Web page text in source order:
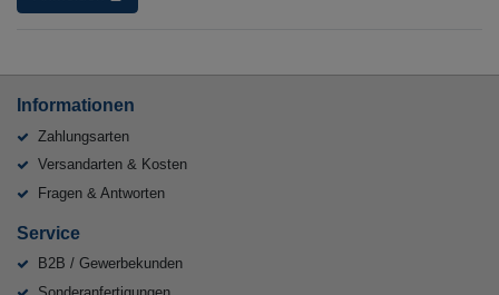
Informationen
Zahlungsarten
Versandarten & Kosten
Fragen & Antworten
Service
B2B / Gewerbekunden